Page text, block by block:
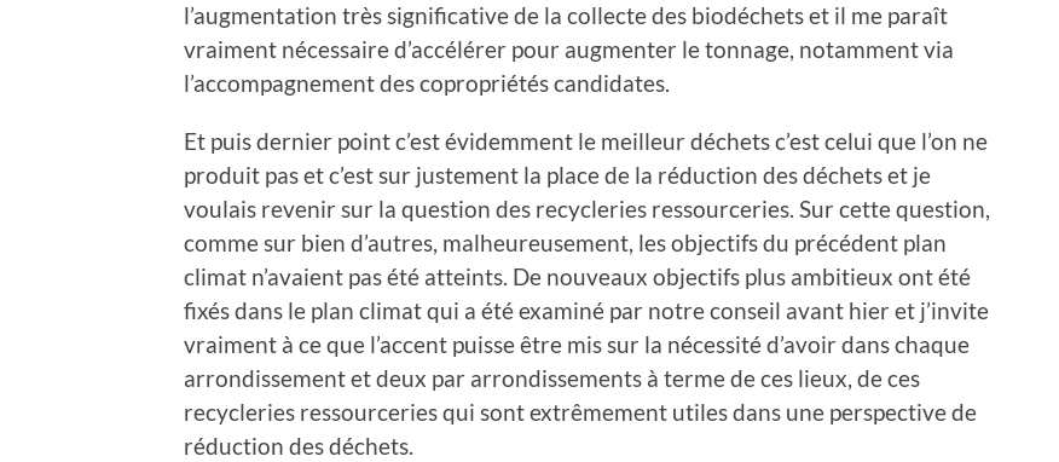
l’augmentation très significative de la collecte des biodéchets et il me paraît
vraiment nécessaire d’accélérer pour augmenter le tonnage, notamment via
l’accompagnement des copropriétés candidates.
Et puis dernier point c’est évidemment le meilleur déchets c’est celui que l’on ne
produit pas et c’est sur justement la place de la réduction des déchets et je
voulais revenir sur la question des recycleries ressourceries. Sur cette question,
comme sur bien d’autres, malheureusement, les objectifs du précédent plan
climat n’avaient pas été atteints. De nouveaux objectifs plus ambitieux ont été
fixés dans le plan climat qui a été examiné par notre conseil avant hier et j’invite
vraiment à ce que l’accent puisse être mis sur la nécessité d’avoir dans chaque
arrondissement et deux par arrondissements à terme de ces lieux, de ces
recycleries ressourceries qui sont extrêmement utiles dans une perspective de
réduction des déchets.